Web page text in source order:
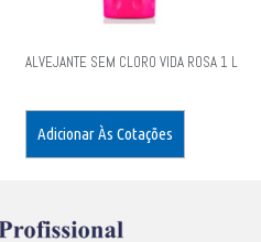
ALVEJANTE SEM CLORO VIDA ROSA 1 L
Adicionar Às Cotações